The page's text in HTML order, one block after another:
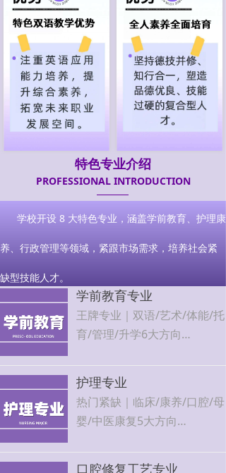
学校开设 8 大特色专业，涵盖学前教育、护理康
养、行政管理等领域，紧跟市场需求，培养社会紧
缺型技能人才。
特色专业介绍
PROFESSIONAL INTRODUCTION
学前教育专业
王牌专业｜双语/艺术/体能/托
育/管理/升学6大方向
教师资格证
护理专业
热门紧缺｜临床/康养/口腔/母
婴/中医康复5大方向
口腔修复工艺专业